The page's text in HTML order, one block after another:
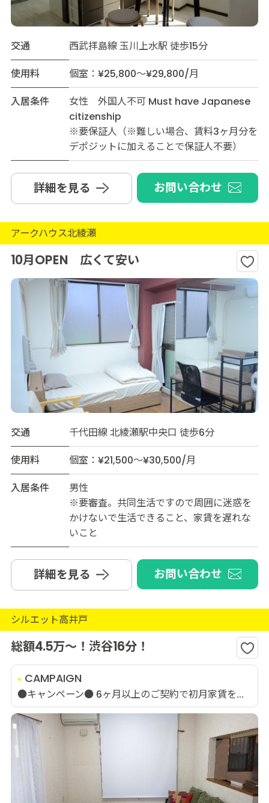
交通
西武拝島線 玉川上水駅 徒歩15分
使用料
個室：¥25,800～¥29,800/月
入居条件
女性 外国人不可 Must have Japanese
citizenship
※要保証人（※難しい場合、賃料3ヶ月分を
デポジットに加えることで保証人不要）
詳細を見る お問い合わせ
アークハウス北綾瀬
10月OPEN 広くて安い
交通
千代田線 北綾瀬駅中央口 徒歩6分
使用料
個室：¥21,500～¥30,500/月
入居条件
男性
※要審査。共同生活ですので周囲に迷惑を
かけないで生活できること、家賃を遅れな
いこと
詳細を見る お問い合わせ
シルエット高井戸
総額4.5万～！渋谷16分！
CAMPAIGN
●キャンペーン● 6ヶ月以上のご契約で初月家賃を...